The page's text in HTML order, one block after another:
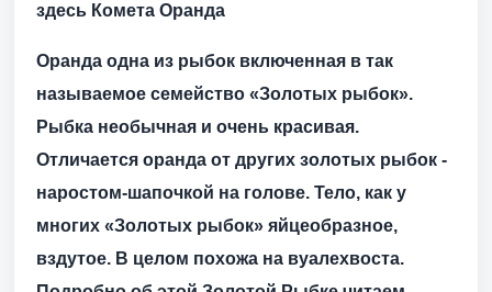
здесь Комета Оранда
Оранда одна из рыбок включенная в так
называемое семейство «Золотых рыбок».
Рыбка необычная и очень красивая.
Отличается оранда от других золотых рыбок -
наростом-шапочкой на голове. Тело, как у
многих «Золотых рыбок» яйцеобразное,
вздутое. В целом похожа на вуалехвоста.